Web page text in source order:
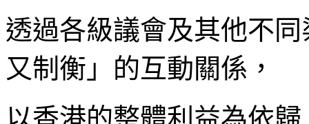
透過各級議會及其他不
又制衡」的互動關係，